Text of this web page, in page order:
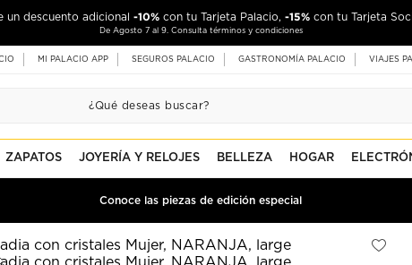
un descuento adicional -10% con tu Tarjeta Palacio, -15% con tu Tarjeta
De Agosto 7 al 9. Consulta términos y condiciones
MI PALACIO APP SEGUROS PALACIO GASTRONOMÍA PALACIO VIAJES
ZAPATOS JOYERÍA Y RELOJES BELLEZA HOGAR
Conoce las piezas de edición especial